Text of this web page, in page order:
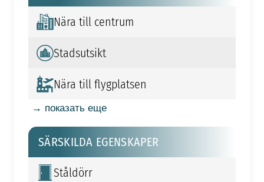
Nära till centrum
Stadsutsikt
Nära till flygplatsen
→ показать еще
SÄRSKILDA EGENSKAPER
Ståldörr